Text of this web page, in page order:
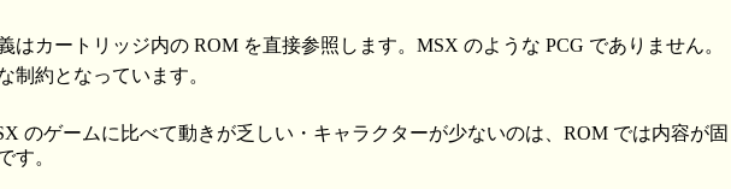
はカートリッジ内の ROM を直接参照します。MSX のような PCG でありません。
制約となっています。
のゲームに比べて動きが乏しい・キャラクターが少ないのは、ROM では内容が固
す。